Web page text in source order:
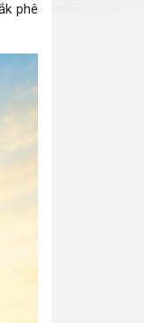
phê